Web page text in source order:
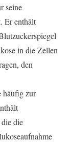
seine
Er enthält
in die Zellen
den
häufig zur
die